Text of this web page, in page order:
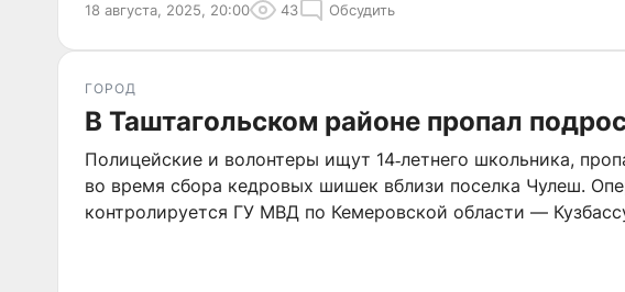
18 августа, 2025, 20:00 43 Обсудить
ГОРОД
В Таштагольском районе пропал
Полицейские и волонтеры ищут 14‑летнего школьника,
во время сбора кедровых шишек вблизи поселка Чулеш.
контролируется ГУ МВД по Кемеровской области —